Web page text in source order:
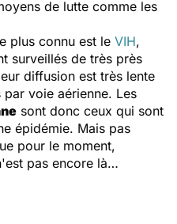
de lutte comme les
plus connu est le VIH,
surveillés de très près
diffusion est très lente
voie aérienne. Les
sont donc ceux qui sont
épidémie. Mais pas
pour le moment,
pas encore là…